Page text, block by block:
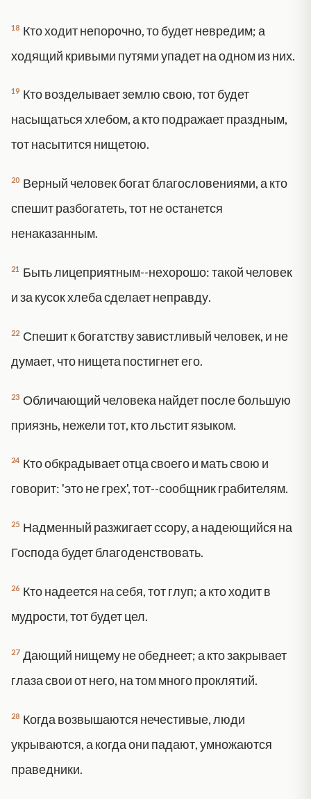
18 Кто ходит непорочно, то будет невредим; а
ходящий кривыми путями упадет на одном из них.
19 Кто возделывает землю свою, тот будет
насыщаться хлебом, а кто подражает праздным,
тот насытится нищетою.
20 Верный человек богат благословениями, а кто
спешит разбогатеть, тот не останется
ненаказанным.
21 Быть лицеприятным--нехорошо: такой человек
и за кусок хлеба сделает неправду.
22 Спешит к богатству завистливый человек, и не
думает, что нищета постигнет его.
23 Обличающий человека найдет после большую
приязнь, нежели тот, кто льстит языком.
24 Кто обкрадывает отца своего и мать свою и
говорит: 'это не грех', тот--сообщник грабителям.
25 Надменный разжигает ссору, а надеющийся на
Господа будет благоденствовать.
26 Кто надеется на себя, тот глуп; а кто ходит в
мудрости, тот будет цел.
27 Дающий нищему не обеднеет; а кто закрывает
глаза свои от него, на том много проклятий.
28 Когда возвышаются нечестивые, люди
укрываются, а когда они падают, умножаются
праведники.